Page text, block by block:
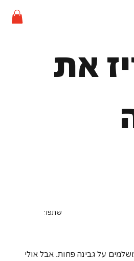
את
שתפו:
על גבינה פחות. אבל אולי